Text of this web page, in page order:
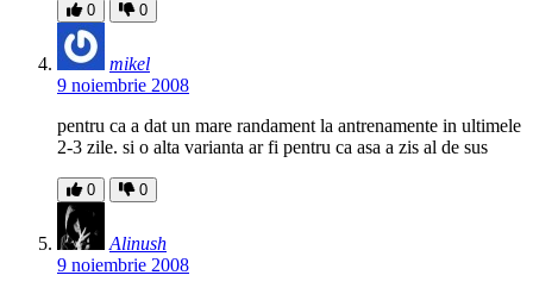
0 0
mikel
9 noiembrie 2008
pentru ca a dat un mare randament la antrenamente in ultimele
2-3 zile. si o alta varianta ar fi pentru ca asa a zis al de sus
0 0
Alinush
9 noiembrie 2008